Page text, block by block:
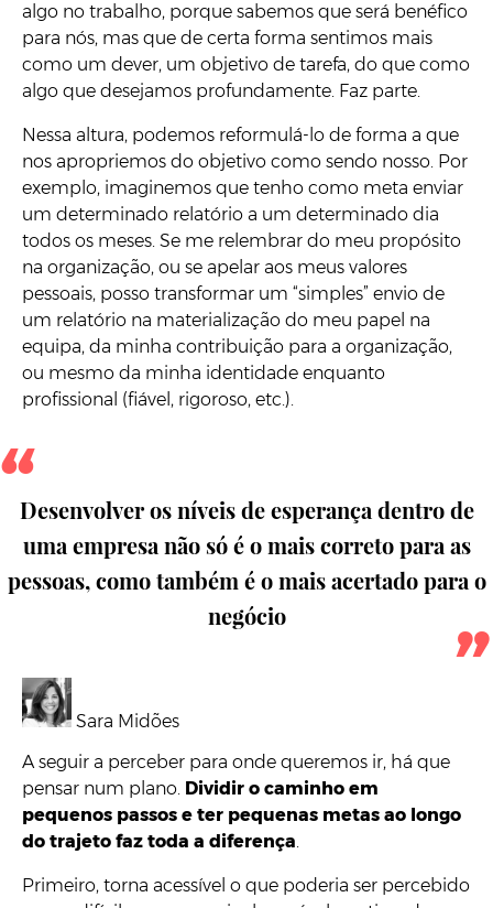
algo no trabalho, porque sabemos que será benéfico
para nós, mas que de certa forma sentimos mais
como um dever, um objetivo de tarefa, do que como
algo que desejamos profundamente. Faz parte.
Nessa altura, podemos reformulá-lo de forma a que
nos apropriemos do objetivo como sendo nosso. Por
exemplo, imaginemos que tenho como meta enviar
um determinado relatório a um determinado dia
todos os meses. Se me relembrar do meu propósito
na organização, ou se apelar aos meus valores
pessoais, posso transformar um “simples” envio de
um relatório na materialização do meu papel na
equipa, da minha contribuição para a organização,
ou mesmo da minha identidade enquanto
profissional (fiável, rigoroso, etc.).
Desenvolver os níveis de esperança dentro de
uma empresa não só é o mais correto para as
pessoas, como também é o mais acertado para o
negócio
Sara Midões
A seguir a perceber para onde queremos ir, há que
pensar num plano. Dividir o caminho em
pequenos passos e ter pequenas metas ao longo
do trajeto faz toda a diferença.
Primeiro, torna acessível o que poderia ser percebido